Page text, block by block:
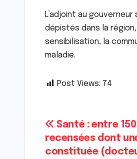
L’adjoint au
dépistés dans la
sensibilisation, la
maladie.
Post Views: 74
Navigation
de
Santé : entre
recensées dont
constituée